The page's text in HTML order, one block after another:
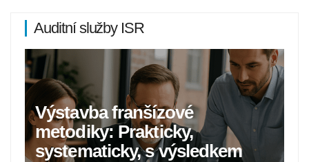
Auditní služby ISR
Výstavba franšízové
metodiky: Prakticky,
systematicky, s výsledkem